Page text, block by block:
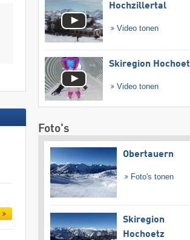
Hochzillertal
Video tonen
Skiregion
Video tonen
Foto's
Obertauern
Foto's tonen
Skiregion
Hochoetz